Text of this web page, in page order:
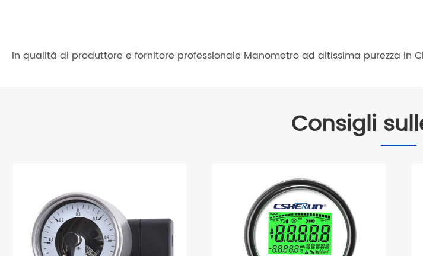
In qualità di produttore e fornitore professionale Manometro ad altissima purezza
Consigli